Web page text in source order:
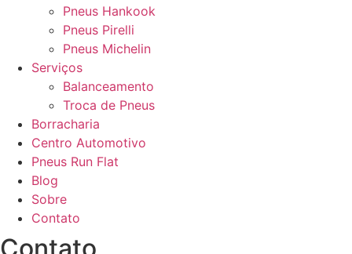
Pneus Hankook
Pneus Pirelli
Pneus Michelin
Serviços
Balanceamento
Troca de Pneus
Borracharia
Centro Automotivo
Pneus Run Flat
Blog
Sobre
Contato